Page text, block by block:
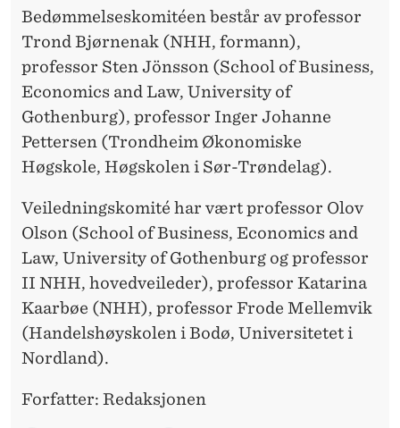
Bedømmelseskomitéen består av professor
Trond Bjørnenak (NHH, formann),
professor Sten Jönsson (School of Business,
Economics and Law, University of
Gothenburg), professor Inger Johanne
Pettersen (Trondheim Økonomiske
Høgskole, Høgskolen i Sør-Trøndelag).
Veiledningskomité har vært professor Olov
Olson (School of Business, Economics and
Law, University of Gothenburg og professor
II NHH, hovedveileder), professor Katarina
Kaarbøe (NHH), professor Frode Mellemvik
(Handelshøyskolen i Bodø, Universitetet i
Nordland).
Forfatter: Redaksjonen